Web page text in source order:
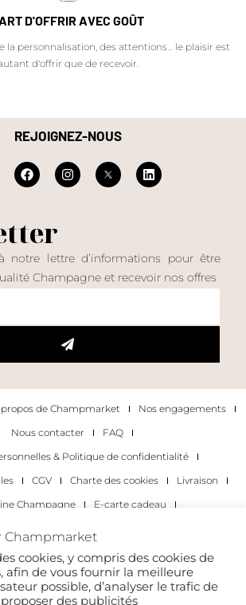
D'OFFRIR AVEC GOÛT
la personnalisation, des attentions… le plaisir est
d'offrir que de recevoir.
REJOIGNEZ-NOUS
notre lettre d’informations pour être
Champagne et recevoir nos offres
propos de Champmarket
Nos engagements
Nous contacter
FAQ
& Politique de confidentialité
CGV Charte des cookies
Livraison
Champagne
E-carte cadeau
du champagne
Pour les particuliers
Pour les entreprises
Champmarket
cookies, y compris des cookies de
afin de vous fournir la meilleure
possible, d’analyser le trafic de
des publicités